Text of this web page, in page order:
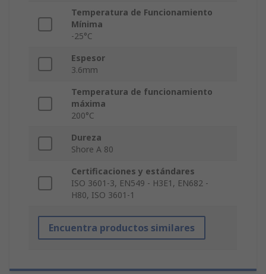
Temperatura de Funcionamiento
Mínima
-25°C
Espesor
3.6mm
Temperatura de funcionamiento
máxima
200°C
Dureza
Shore A 80
Certificaciones y estándares
ISO 3601-3, EN549 - H3E1, EN682 -
H80, ISO 3601-1
Encuentra productos similares